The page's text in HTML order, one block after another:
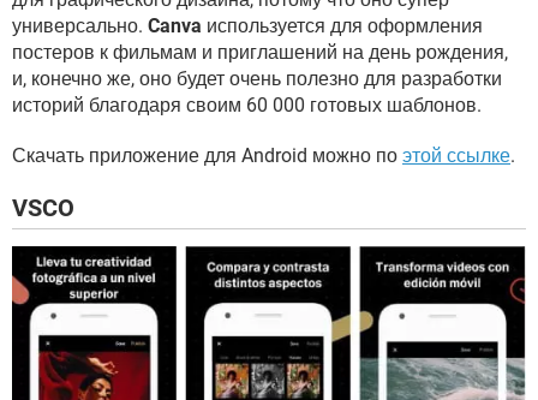
универсально. Canva используется для оформления
постеров к фильмам и приглашений на день рождения,
и, конечно же, оно будет очень полезно для разработки
историй благодаря своим 60 000 готовых шаблонов.
Скачать приложение для Android можно по этой ссылке.
VSCO